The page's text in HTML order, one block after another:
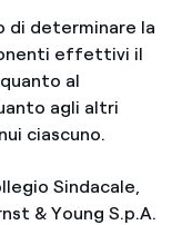
di determinare la
effettivi il
al
agli altri
ciascuno.
Sindacale,
& Young S.p.A.